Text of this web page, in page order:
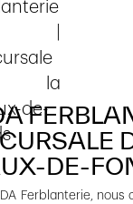
DE-
Ferblanterie,